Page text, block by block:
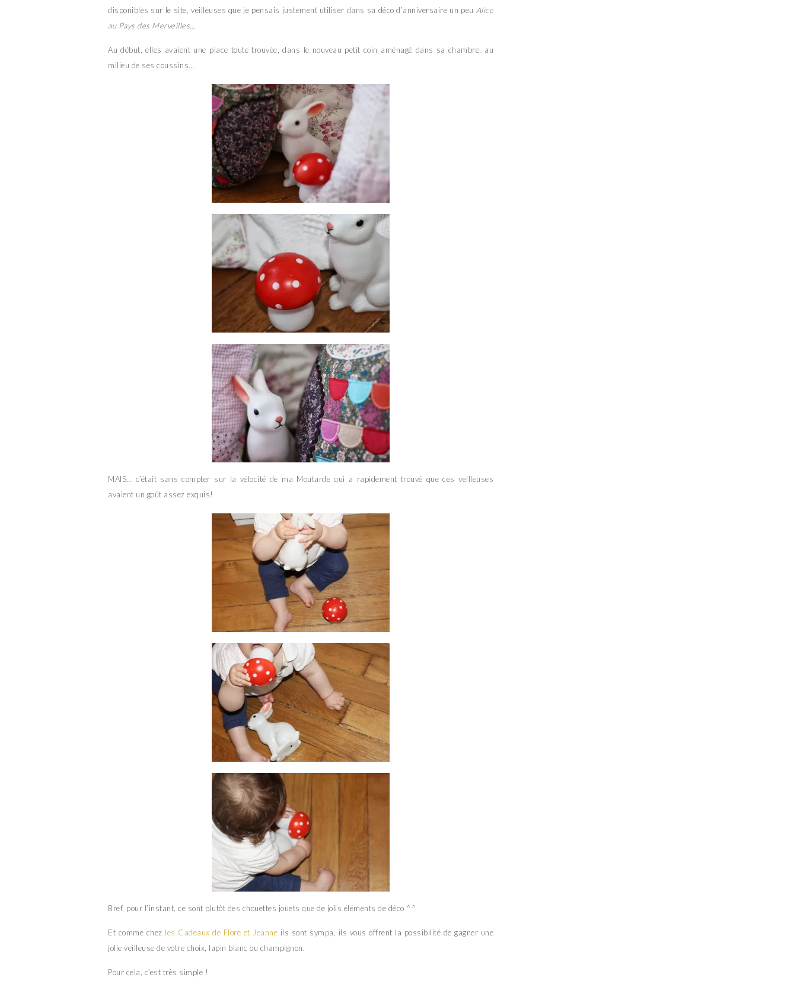
disponibles sur le site, veilleuses que je pensais justement utiliser dans sa déco d’anniversaire un peu Alice
au Pays des Merveilles…
Au début, elles avaient une place toute trouvée, dans le nouveau petit coin aménagé dans sa chambre, au
milieu de ses coussins…
MAIS… c’était sans compter sur la vélocité de ma Moutarde qui a rapidement trouvé que ces veilleuses
avaient un goût assez exquis!
Bref, pour l’instant, ce sont plutôt des chouettes jouets que de jolis éléments de déco ^^
Et comme chez les Cadeaux de Flore et Jeanne ils sont sympa, ils vous offrent la possibilité de gagner une
jolie veilleuse de votre choix, lapin blanc ou champignon.
Pour cela, c’est très simple !